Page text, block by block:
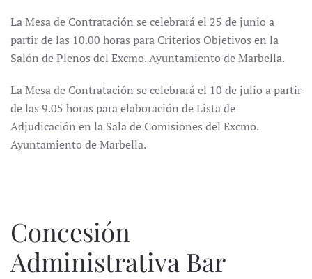
La Mesa de Contratación se celebrará el 25 de junio a
partir de las 10.00 horas para Criterios Objetivos en la
Salón de Plenos del Excmo. Ayuntamiento de Marbella.
La Mesa de Contratación se celebrará el 10 de julio a partir
de las 9.05 horas para elaboración de Lista de
Adjudicación en la Sala de Comisiones del Excmo.
Ayuntamiento de Marbella.
Concesión
Administrativa Bar